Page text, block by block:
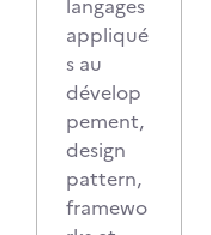
langages
appliqué
s au
dévelop
pement,
design
pattern,
framewo